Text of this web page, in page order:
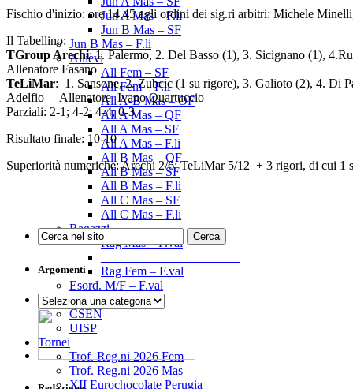
Jun A Mas – F.li
Jun B Mas – SF
Jun B Mas – F.li
Allievi
All Fem – SF
All Fem – F.li
All A-B Mas – OF
All A Mas – QF
All A Mas – SF
All A Mas – F.li
All B Mas – QF
All B Mas – SF
All B Mas – F.li
All C Mas – SF
All C Mas – F.li
Ragazzi
Rag Mas – F.val
Rag Fem – F.val
Esord. M/F – F.val
Enti Promozione Sp.
CSEN
UISP
Tornei
Trof. Reg.ni 2026 Fem
Trof. Reg.ni 2026 Mas
XII Eurochocolate Perugia
Fischio d'inizio: ore 14,45 agli ordini dei sig.ri arbitri: Michele
Il Tabellino:
TGroup Arechi: 1. Palermo, 2. Del Basso (1), 3. Sicignano (1),
Allenatore Fasano
TeLiMar: 1. Sansone, 2. Zubcic (1 su rigore), 3. Galioto (2), 4. Di
Adelfio – Allenatore Ivano Quartuccio
Parziali: 2-1; 4-2; 4-4; 0-3
Risultato finale: 10-10
Superiorità numeriche: Arechi 2/6; TeLiMar 5/12 + 3 rigori, di cui 1
Argomenti
Argomenti